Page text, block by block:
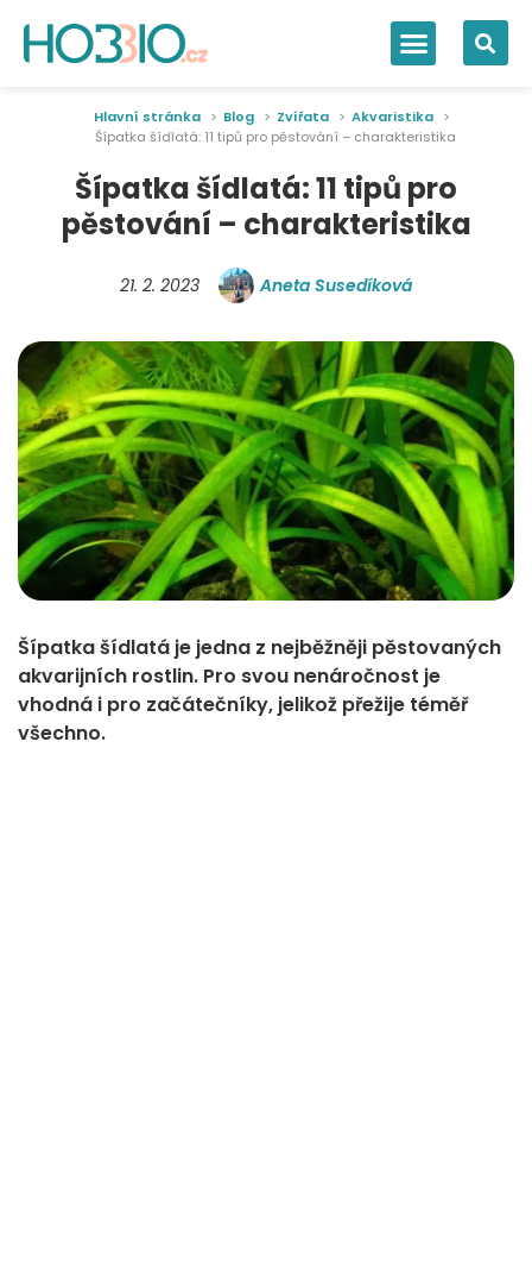
Hlavní stránka Blog Zvířata
Akvaristika
Šípatka šídlatá: 11 tipů pro pěstování – charakteristika
Šípatka šídlatá: 11 tipů pro
pěstování – charakteristika
21. 2. 2023 Aneta Susedíková
Šípatka šídlatá je jedna z nejběžněji pěstovaných
akvarijních rostlin. Pro svou nenáročnost je
vhodná i pro začátečníky, jelikož přežije téměř
všechno.